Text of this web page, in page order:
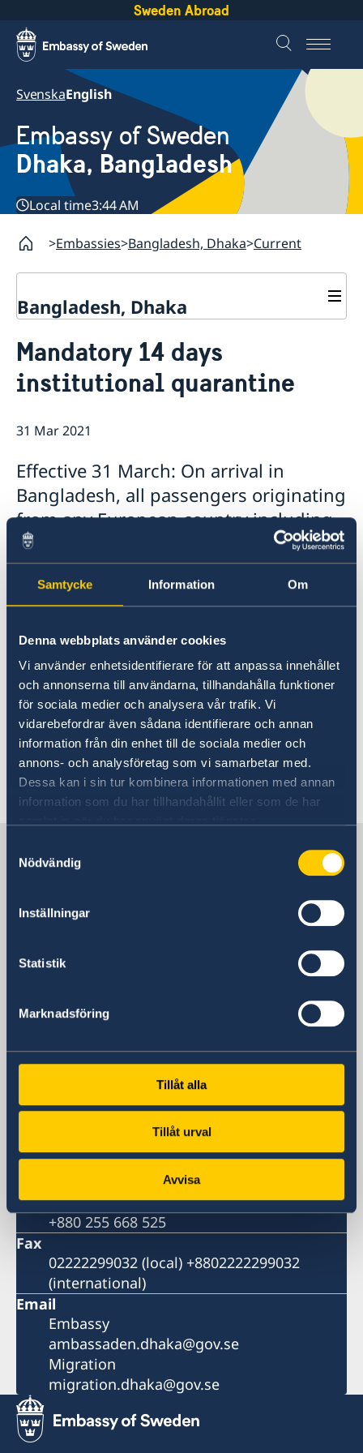
Samtycke Information Om
Denna webbplats använder cookies
Vi använder enhetsidentifierare för att anpassa innehållet
och annonserna till användarna, tillhandahålla funktioner
för sociala medier och analysera vår trafik. Vi
vidarebefordrar även sådana identifierare och annan
information från din enhet till de sociala medier och
annons- och analysföretag som vi samarbetar med.
Dessa kan i sin tur kombinera informationen med annan
information som du har tillhandahållit eller som de har
Nödvändig
Inställningar
Statistik
Marknadsföring
Tillåt alla
Tillåt urval
Avvisa
Sweden Abroad
SvenskaEnglish
Embassy of Sweden
Dhaka, Bangladesh
Local time3:44 AM
Embassies Bangladesh, Dhaka Current
Bangladesh, Dhaka
About us
Embassy staff
Current
Mandatory 14 days
institutional quarantine
31 Mar 2021
Effective 31 March: On arrival in
Bangladesh, all passengers originating
from any European country including
UK, shall have to complete a
mandatory 14 (fourteen) days
institutional quarantine at government
hotel at passenger’s own expenses.
Circular Civil Aviation Authority of Bangladesh
List of hotels and facilities approved by the
Government
Last updated 31 Mar 2021, 3.00 PM
Sweden in Bangladesh, Dhaka
Embassy
Bay's Edgewater, 6th Floor
Postal address
Bay's Edgewater, 6th Floor
Dhaka 1212
Switchboard
+880 2 55 66 8500
Migration
+880 255 668 525
Fax
02222299032 (local) +8802222299032
(international)
Email
Embassy
ambassaden.dhaka@gov.se
Migration
migration.dhaka@gov.se